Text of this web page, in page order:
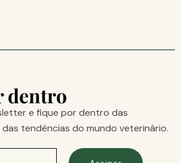
dentro
e fique por dentro das
tendências do mundo veterinário.